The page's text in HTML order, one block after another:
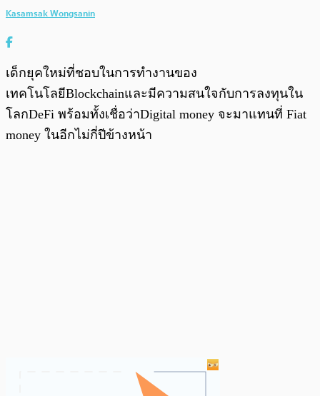
Kasamsak Wongsanin
เด็กยุคใหม่ที่ชอบในการทำงานของ
เทคโนโลยีBlockchainและมีความสนใจกับการลงทุนใน
โลกDeFi พร้อมทั้งเชื่อว่าDigital money จะมาแทนที่ Fiat
money ในอีกไม่กี่ปีข้างหน้า